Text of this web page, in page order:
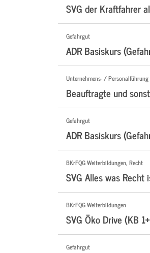
SVG der Kraftfahrer
Gefahrgut
ADR Basiskurs
Unternehmens- / Personalführung
Beauftragte und
Gefahrgut
ADR Basiskurs
BKrFQG Weiterbildungen, Recht
SVG Alles was
BKrFQG Weiterbildungen
SVG Öko Drive (KB
Gefahrgut